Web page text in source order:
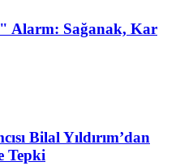
Alarm: Sağanak, Kar
Bilal Yıldırım’dan
Tepki